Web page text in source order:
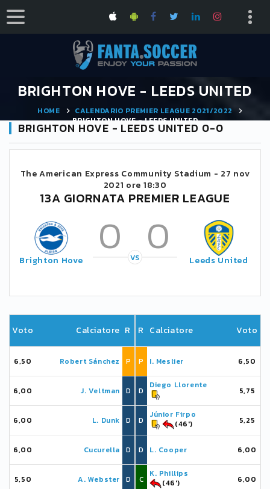
BRIGHTON HOVE - LEEDS UNITED
HOME
CALENDARIO PREMIER LEAGUE 2021/2022
BRIGHTON HOVE - LEEDS UNITED
BRIGHTON HOVE - LEEDS UNITED 0-0
The American Express Community Stadium - 27 nov
2021 ore 18:30
13A GIORNATA PREMIER LEAGUE
Brighton Hove 0 0
VS Leeds United
Voto Calciatore R
6,50 Robert Sánchez P
6,00 J. Veltman D
6,00 L. Dunk D
6,00 Cucurella D
5,50 A. Webster D
R Calciatore Voto
P I. Meslier 6,50
D
Diego Llorente
5,75
D
Júnior Firpo
(46')
5,25
D L. Cooper 6,00
C
K. Phillips
(46')
6,00